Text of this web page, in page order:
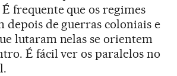
frequente que os regimes
depois de guerras coloniais e
lutaram nelas se orientem
É fácil ver os paralelos no